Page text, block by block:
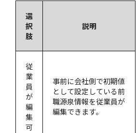
選
択
肢
説明
従
業
員
が
編
集
可
事前に会社側で初期値
として設定している前
職源泉情報を従業員が
編集できます。